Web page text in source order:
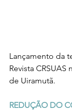
Lançamento da
Revista
de Uiramutã.
REDUÇÃO DO